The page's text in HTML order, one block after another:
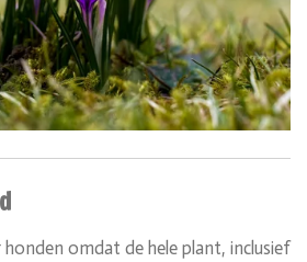
omdat de hele plant, inclusief